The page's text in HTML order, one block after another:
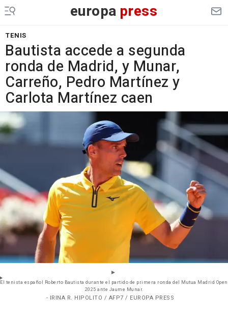
europa press
TENIS
Bautista accede a segunda
ronda de Madrid, y Munar,
Carreño, Pedro Martínez y
Carlota Martínez caen
El tenista español Roberto Bautista durante el partido de primera ronda del Mutua Madrid Open
2025 ante Jaume Munar.
- IRINA R. HIPOLITO / AFP7 / EUROPA PRESS